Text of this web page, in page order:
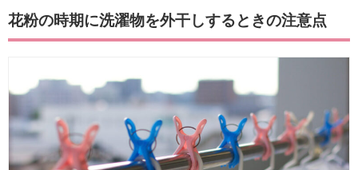
花粉の時期に洗濯物を外干しするときの注意点